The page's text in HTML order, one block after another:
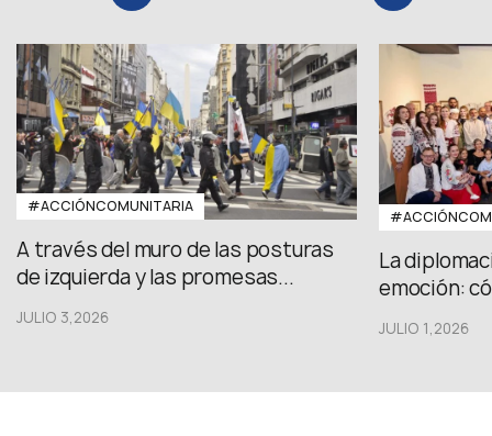
#ACCIÓNCOMUNITARIA
A través del muro de las posturas
de izquierda y las promesas...
JULIO 3,2026
La
emoción:
JULIO 1,2026